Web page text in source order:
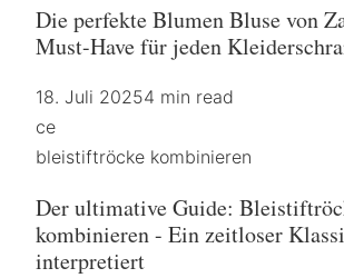
Die perfekte Blumen Bluse von
Must-Have für jeden
18. Juli 20254 min read
ce
bleistiftröcke kombinieren
Der ultimative Guide:
kombinieren - Ein zeitloser
interpretiert